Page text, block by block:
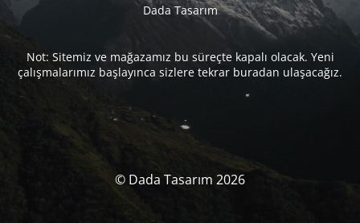
Dada Tasarım
Not: Sitemiz ve mağazamız bu süreçte kapalı olacak. Yeni
çalışmalarımız başlayınca sizlere tekrar buradan ulaşacağız.
© Dada Tasarım 2026